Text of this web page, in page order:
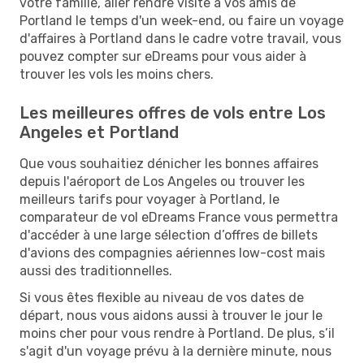
Portland le temps d'un week-end, ou faire un voyage
d'affaires à Portland dans le cadre votre travail, vous
pouvez compter sur eDreams pour vous aider à
trouver les vols les moins chers.
Les meilleures offres de vols entre Los
Angeles et Portland
Que vous souhaitiez dénicher les bonnes affaires
depuis l'aéroport de Los Angeles ou trouver les
meilleurs tarifs pour voyager à Portland, le
comparateur de vol eDreams France vous permettra
d'accéder à une large sélection d’offres de billets
d'avions des compagnies aériennes low-cost mais
aussi des traditionnelles.
Si vous êtes flexible au niveau de vos dates de
départ, nous vous aidons aussi à trouver le jour le
moins cher pour vous rendre à Portland. De plus, s’il
s'agit d'un voyage prévu à la dernière minute, nous